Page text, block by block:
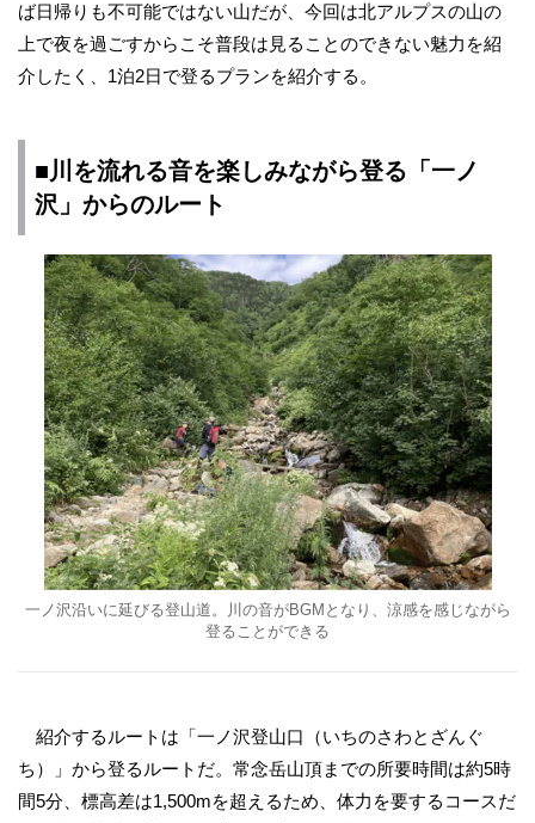
ば日帰りも不可能ではない山だが、今回は北アルプスの山の
上で夜を過ごすからこそ普段は見ることのできない魅力を紹
介したく、1泊2日で登るプランを紹介する。
■川を流れる音を楽しみながら登る「一ノ
沢」からのルート
一ノ沢沿いに延びる登山道。川の音がBGMとなり、涼感を感じながら
登ることができる
紹介するルートは「一ノ沢登山口（いちのさわとざんぐ
ち）」から登るルートだ。常念岳山頂までの所要時間は約5時
間5分、標高差は1,500mを超えるため、体力を要するコースだ